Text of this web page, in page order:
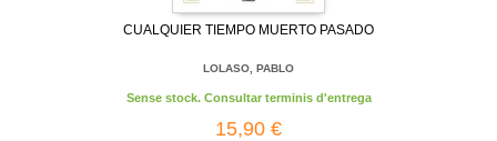
CUALQUIER TIEMPO MUERTO PASADO
LOLASO, PABLO
Sense stock. Consultar terminis d'entrega
15,90 €